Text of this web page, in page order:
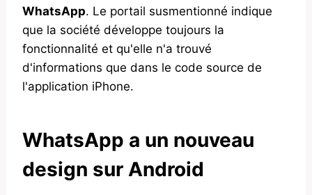
WhatsApp. Le portail susmentionné indique
que la société développe toujours la
fonctionnalité et qu'elle n'a trouvé
d'informations que dans le code source de
l'application iPhone.
WhatsApp a un nouveau
design sur Android